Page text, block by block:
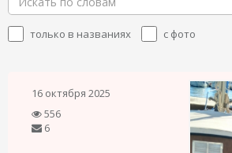
только в названиях с фото
16 октября 2025
556
6